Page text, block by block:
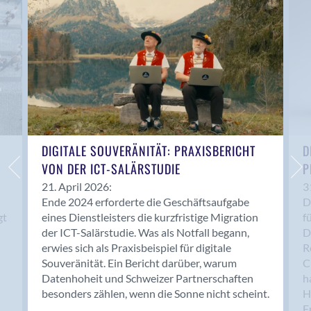
Anwil
Appenzell
Au SG
Baar
Baden
Balsthal
Balzers
Basel
Bassersdorf
Belp
Bendern
Benken (SG)
Bergdietikon
Berlin
Bern
Bern - Liebefeld
DIGITALE SOUVERÄNITÄT: PRAXISBERICHT
VON DER ICT-SALÄRSTUDIE
21. April 2026:
Ende 2024 erforderte die Geschäftsaufgabe
eines Dienstleisters die kurzfristige Migration
der ICT-Salärstudie. Was als Notfall begann,
erwies sich als Praxisbeispiel für digitale
Souveränität. Ein Bericht darüber, warum
Datenhoheit und Schweizer Partnerschaften
besonders zählen, wenn die Sonne nicht scheint.